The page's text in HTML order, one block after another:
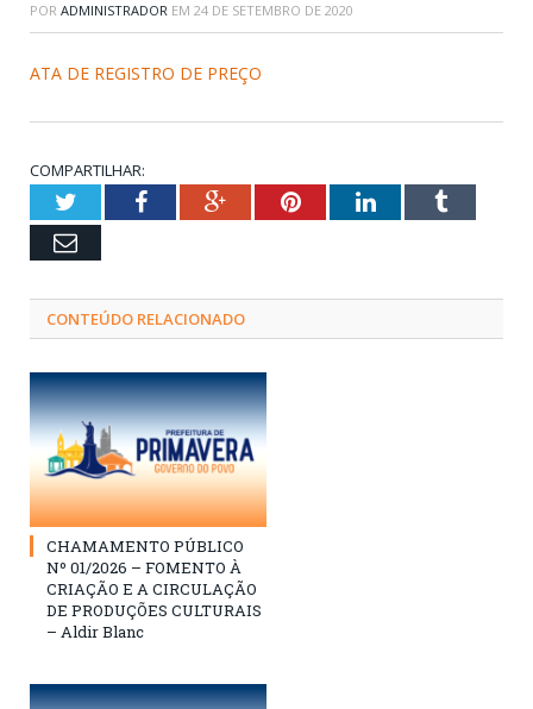
POR ADMINISTRADOR EM 24 DE SETEMBRO DE 2020
ATA DE REGISTRO DE PREÇO
COMPARTILHAR:
TwitterFacebookGoogle+PinterestLinkedInTumblr
Email
CONTEÚDO RELACIONADO
CHAMAMENTO PÚBLICO
Nº 01/2026 – FOMENTO À
CRIAÇÃO E A CIRCULAÇÃO
DE PRODUÇÕES CULTURAIS
– Aldir Blanc